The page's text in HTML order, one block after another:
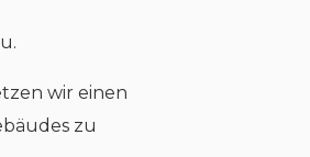
wir einen
zu